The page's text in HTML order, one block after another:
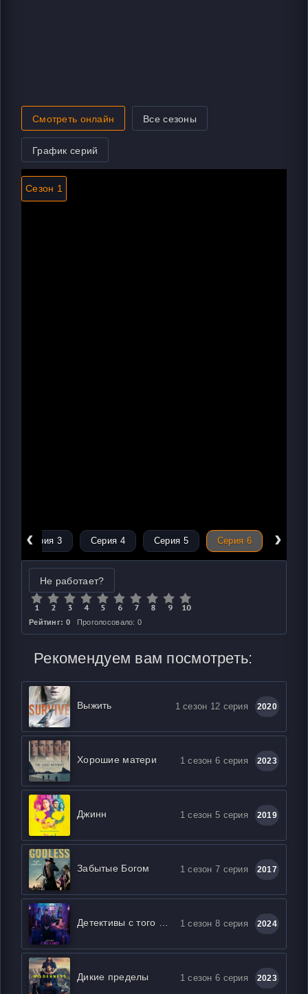
Смотреть онлайн Все сезоны
График серий
Сезон 1
‹
Серия 3 Серия 4 Серия 5 Серия 6 ›
Не работает?
Рейтинг: 0 Проголосовало: 0
Рекомендуем вам посмотреть:
Выжить 1 сезон 12 серия 2020
Хорошие матери 1 сезон 6 серия 2023
Джинн 1 сезон 5 серия 2019
Забытые Богом 1 сезон 7 серия 2017
1 сезон 8 серия 2024
Дикие пределы 1 сезон 6 серия 2023